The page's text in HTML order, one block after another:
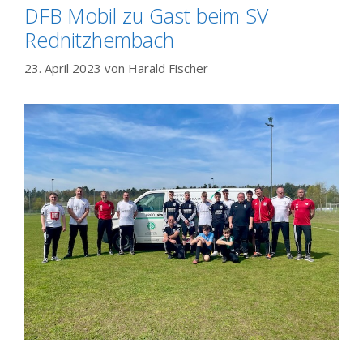
DFB Mobil zu Gast beim SV
Rednitzhembach
23. April 2023 von Harald Fischer